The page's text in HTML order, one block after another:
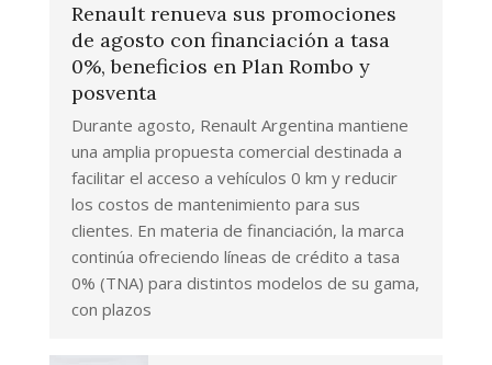
Renault renueva sus promociones
de agosto con financiación a tasa
0%, beneficios en Plan Rombo y
posventa
Durante agosto, Renault Argentina mantiene
una amplia propuesta comercial destinada a
facilitar el acceso a vehículos 0 km y reducir
los costos de mantenimiento para sus
clientes. En materia de financiación, la marca
continúa ofreciendo líneas de crédito a tasa
0% (TNA) para distintos modelos de su gama,
con plazos